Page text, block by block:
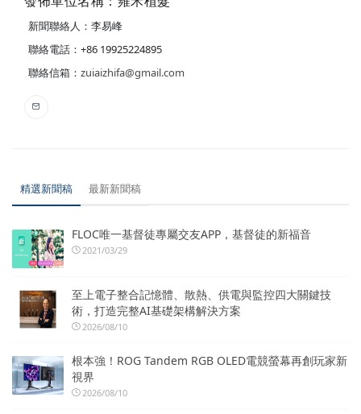
新聞聯絡人：李易峰
聯絡電話：+86 19925224895
聯絡信箱： zuiaizhifa@gmail.com
精選新聞稿 最新新聞稿
FLOC唯一基督徒專屬交友APP，基督徒的新福音
2021/03/29
至上電子整合記憶體、散熱、供電與監控四大關鍵技
術，打造完整AI基礎架構解決方案
2026/08/10
根本強！ROG Tandem RGB OLED電競螢幕再創玩家新
視界
2026/08/10